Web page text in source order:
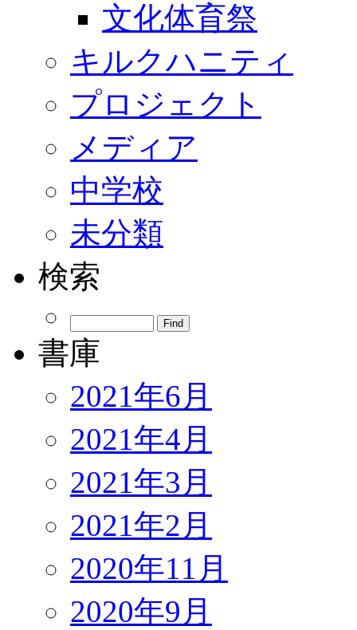
文化体育祭
キルクハニティ
プロジェクト
メディア
中学校
未分類
検索
書庫
2021年6月
2021年4月
2021年3月
2021年2月
2020年11月
2020年9月